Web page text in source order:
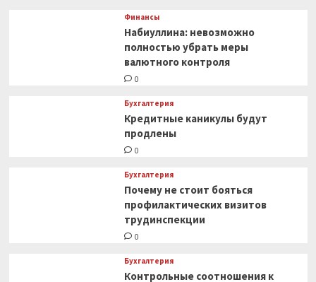
Финансы
Набиуллина: невозможно
полностью убрать меры
валютного контроля
0
Бухгалтерия
Кредитные каникулы будут
продлены
0
Бухгалтерия
Почему не стоит бояться
профилактических визитов
трудинспекции
0
Бухгалтерия
Контрольные соотношения к